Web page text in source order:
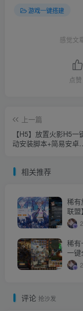
游戏一键搭建
感觉文
点赞
上一篇
【H5】放置火影H5一
动安装脚本+简易安卓
相关推荐
稀有
联盟
手工
建教
稀有
一键
务端
授
评论 抢沙发